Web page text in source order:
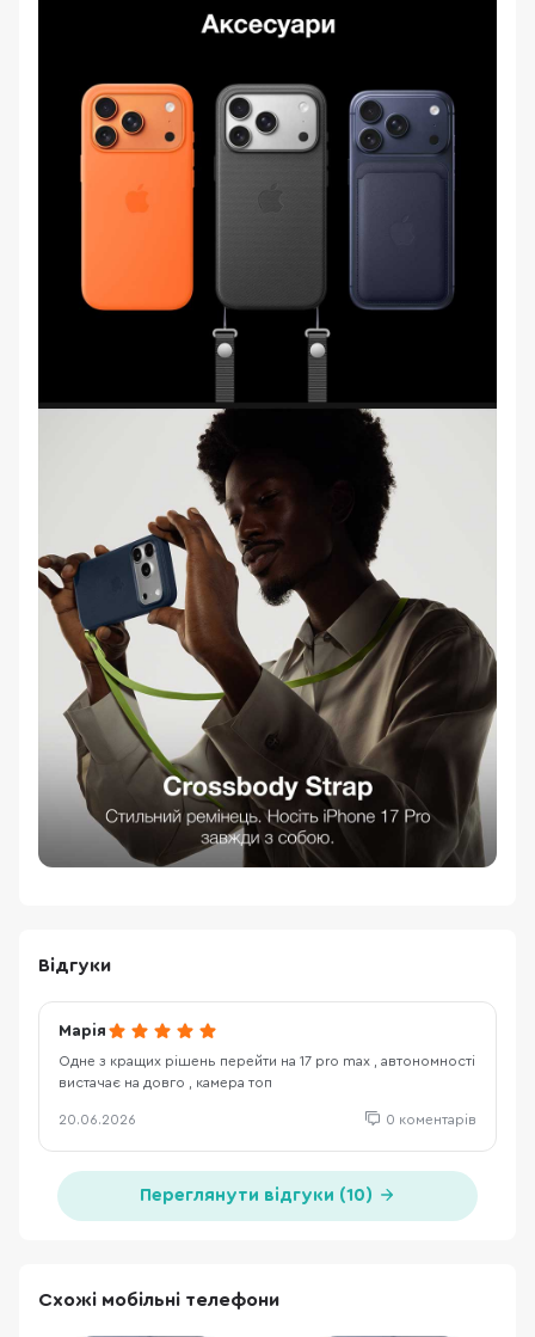
Відгуки
Марія
Одне з кращих рішень перейти на 17 pro max , автономності
вистачає на довго , камера топ
20.06.2026 0 коментарів
Переглянути відгуки (10)
Схожі мобільні телефони